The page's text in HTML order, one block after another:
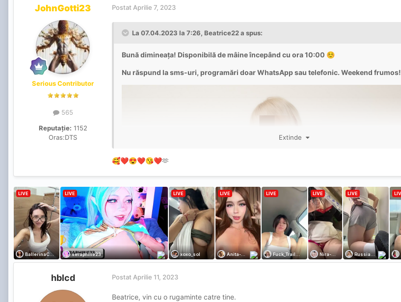
JohnGotti23
Serious Contributor
565
Reputație: 1152
Oras:DTS
Postat Aprilie 7, 2023
La 07.04.2023 la 7:26, Beatrice22a spus:
Bună dimineața! Disponibilă de mâine începând cu ora 10:00 ☺️
Nu răspund la sms-uri, programări doar WhatsApp sau telefonic. Weekend frumos!
Extinde
🥰❤️😍❤️😘❤️🫶
hblcd Postat Aprilie 11, 2023
Beatrice, vin cu o rugaminte catre tine.